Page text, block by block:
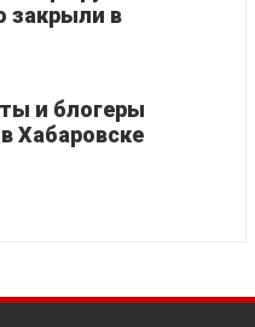
закрыли в
и блогеры
Хабаровске